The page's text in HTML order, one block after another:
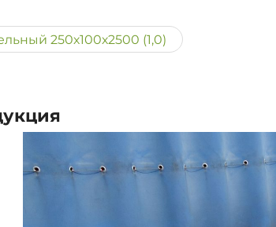
250х100х2500 (1,0)